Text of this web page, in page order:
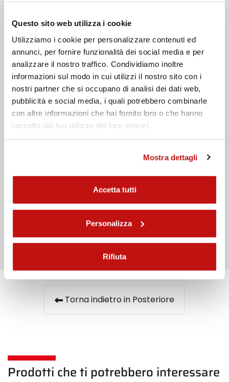
Questo sito web utilizza i cookie
Utilizziamo i cookie per personalizzare contenuti ed
annunci, per fornire funzionalità dei social media e per
analizzare il nostro traffico. Condividiamo inoltre
informazioni sul modo in cui utilizzi il nostro sito con i
nostri partner che si occupano di analisi dei dati web,
pubblicità e social media, i quali potrebbero combinarle
con altre informazioni che hai fornito loro o che hanno
raccolto dal tuo utilizzo dei loro servizi.
Mostra dettagli
Accetta tutti
Personalizza
Rifiuta
Cognome
Email
Telefono
Messaggio
Ho preso visione dell'informativa privacy
Torna indietro in Posteriore
Prodotti che ti potrebbero interessare